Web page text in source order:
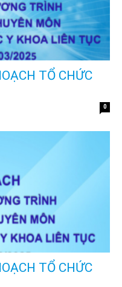
TỔ CHỨC
0
TỔ CHỨC